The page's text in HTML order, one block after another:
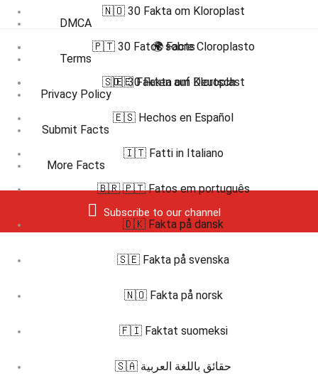
DMCA
Terms
Privacy Policy
Submit Facts
More Facts
Subscribe to our channel
🇳🇴 30 Fakta om Kloroplast
🇵🇹 30 Fatos sobre Cloroplasto
🇸🇪 30 Fakta om Kloroplast
🌍 Facts
🇩🇪 Fakten auf Deutsch
🇪🇸 Hechos en Español
🇮🇹 Fatti in Italiano
🇧🇷 🇵🇹 Fatos em português
🇩🇰 Fakta på dansk
🇸🇪 Fakta på svenska
🇳🇴 Fakta på norsk
🇫🇮 Faktat suomeksi
🇸🇦 حقائق باللغة العربية